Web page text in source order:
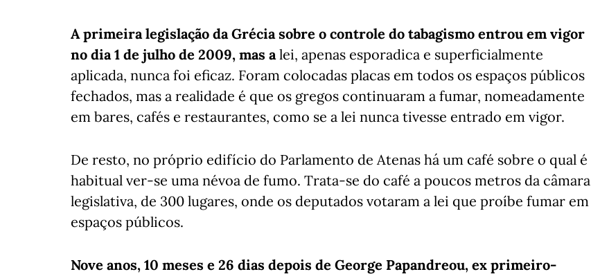
A primeira legislação da Grécia sobre o controle do tabagismo entrou em vigor
no dia 1 de julho de 2009, mas alei, apenas esporadica e superficialmente
aplicada, nunca foi eficaz. Foram colocadas placas em todos os espaços públicos
fechados, mas a realidade é que os gregos continuaram a fumar, nomeadamente
em bares, cafés e restaurantes, como se a lei nunca tivesse entrado em vigor.
De resto, no próprio edifício do Parlamento de Atenas há um café sobre o qual é
habitual ver-se uma névoa de fumo. Trata-se do café a poucos metros da câmara
legislativa, de 300 lugares, onde os deputados votaram a lei que proíbe fumar em
espaços públicos.
Nove anos, 10 meses e 26 dias depois de George Papandreou, ex primeiro-